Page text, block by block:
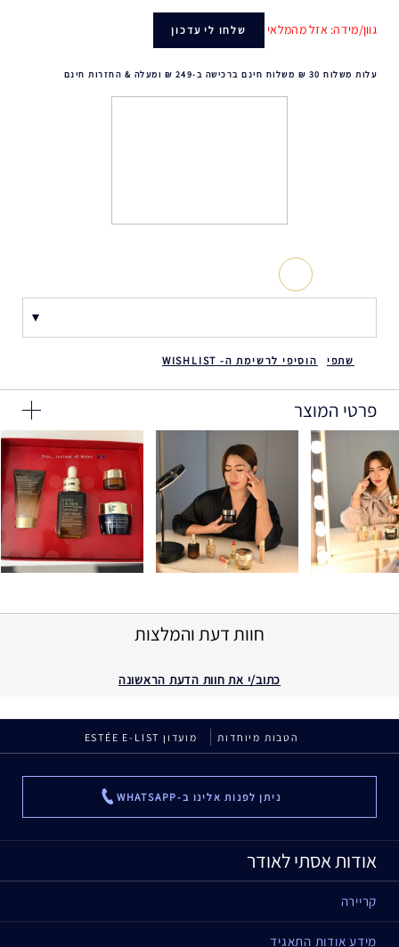
גוון/מידה: אזל מהמלאי שלחו לי עדכון
עלות משלוח 30 ₪ משלוח חינם ברכישה ב-249 ₪ ומעלה & החזרות חינם
שתפי הוסיפי לרשימת ה- WISHLIST
פרטי המוצר
חוות דעת והמלצות
כתוב/י את חוות הדעת הראשונה
הטבות מיוחדות מועדון ESTÉE E-LIST
ניתן לפנות אלינו ב-WHATSAPP ...
אודות אסתי לאודר
קריירה
מידע אודות התאגיד